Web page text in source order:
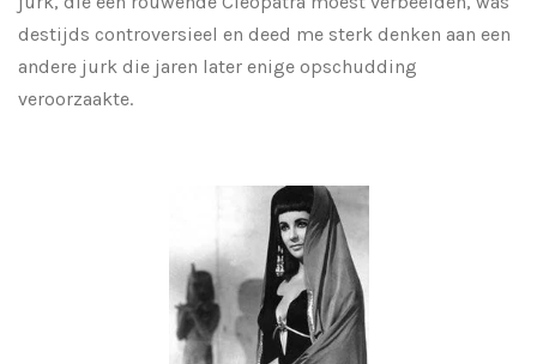
destijds controversieel en deed me sterk denken aan een
andere jurk die jaren later enige opschudding
veroorzaakte.